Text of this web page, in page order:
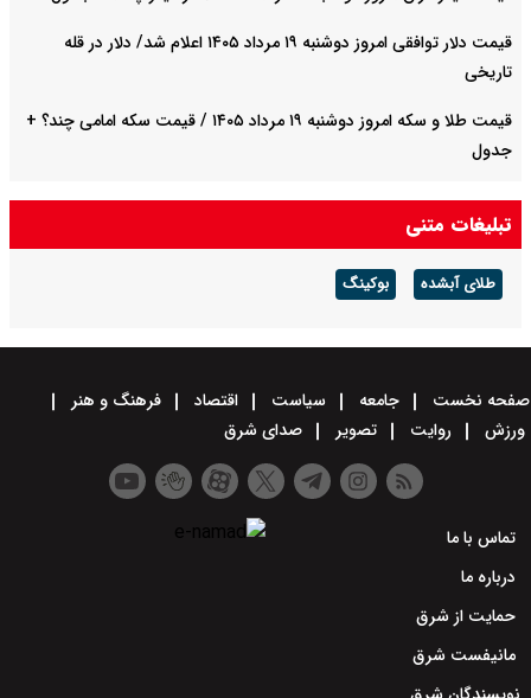
قیمت دلار توافقی امروز دوشنبه ۱۹ مرداد ۱۴۰۵ اعلام شد/ دلار در قله
تاریخی
قیمت طلا و سکه امروز دوشنبه ۱۹ مرداد ۱۴۰۵ / قیمت سکه امامی چند؟ +
جدول
قیمت خودروهای سایپا امروز دوشنبه ۱۹ مرداد ۱۴۰۵ / قیمت چانگان چند؟
+ جدول
تبلیغات متنی
طلای آبشده بوکینگ
صفحه نخست جامعه سیاست اقتصاد
فرهنگ و هنر
ورزش
روایت تصویر صدای شرق
تماس با ما
درباره ما
حمایت از شرق
مانیفست شرق